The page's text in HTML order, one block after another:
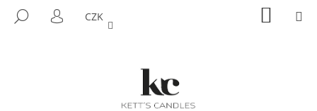
HLEDAT
PŘIHLÁŠENÍ
CZK KOŠÍK